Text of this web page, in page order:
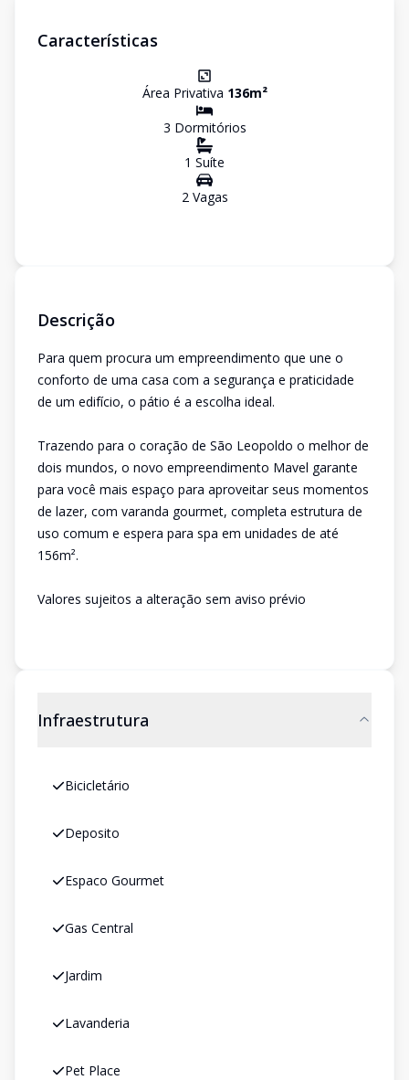
Características
Área Privativa 136m²
3 Dormitórios
1 Suíte
2Vagas
Descrição
Para quem procura um empreendimento que une o
conforto de uma casa com a segurança e praticidade
de um edifício, o pátio é a escolha ideal.
Trazendo para o coração de São Leopoldo o melhor de
dois mundos, o novo empreendimento Mavel garante
para você mais espaço para aproveitar seus momentos
de lazer, com varanda gourmet, completa estrutura de
uso comum e espera para spa em unidades de até
156m².
Valores sujeitos a alteração sem aviso prévio
Infraestrutura
Bicicletário
Deposito
Espaco Gourmet
Gas Central
Jardim
Lavanderia
Pet Place